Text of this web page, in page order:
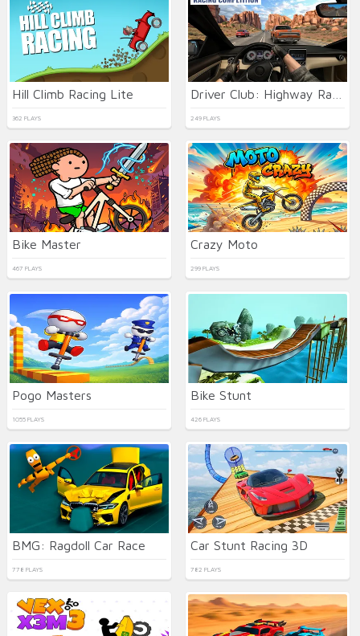
Hill Climb Racing Lite
362 PLAYS 249 PLAYS
Bike Master
467 PLAYS
Crazy Moto
299 PLAYS
Pogo Masters
1055 PLAYS
Bike Stunt
426 PLAYS
BMG: Ragdoll Car Race
778 PLAYS
Car Stunt Racing 3D
782 PLAYS